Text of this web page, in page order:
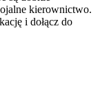
kierownictwo.
i dołącz do